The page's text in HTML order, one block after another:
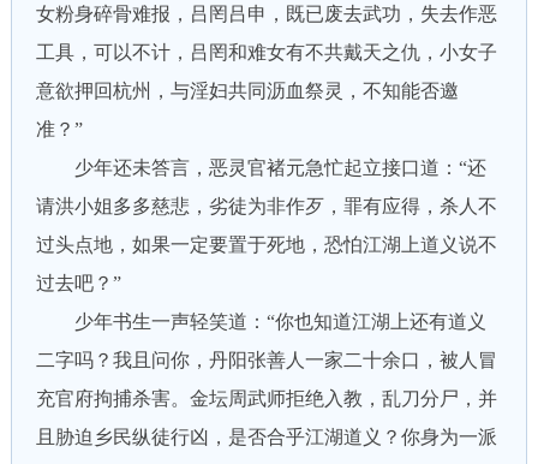
女粉身碎骨难报，吕罔吕申，既已废去武功，失去作恶
工具，可以不计，吕罔和难女有不共戴天之仇，小女子
意欲押回杭州，与淫妇共同沥血祭灵，不知能否邀
准？”
少年还未答言，恶灵官褚元急忙起立接口道：“还
请洪小姐多多慈悲，劣徒为非作歹，罪有应得，杀人不
过头点地，如果一定要置于死地，恐怕江湖上道义说不
过去吧？”
少年书生一声轻笑道：“你也知道江湖上还有道义
二字吗？我且问你，丹阳张善人一家二十余口，被人冒
充官府拘捕杀害。金坛周武师拒绝入教，乱刀分尸，并
且胁迫乡民纵徒行凶，是否合乎江湖道义？你身为一派